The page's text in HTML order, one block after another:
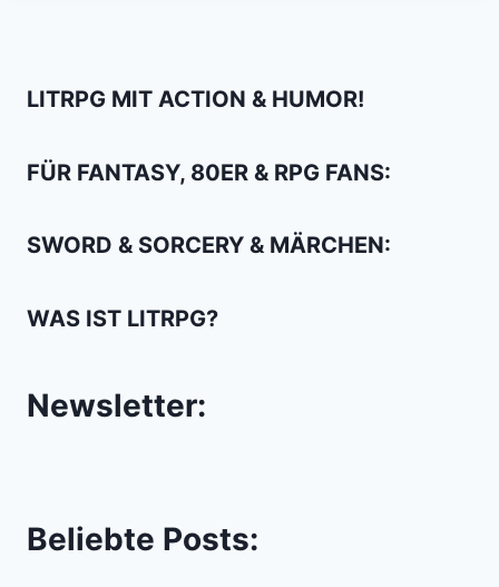
ZU
LITRPG MIT ACTION & HUMOR!
FÜR FANTASY, 80ER & RPG FANS:
SWORD & SORCERY & MÄRCHEN:
WAS IST LITRPG?
Newsletter:
Beliebte Posts: